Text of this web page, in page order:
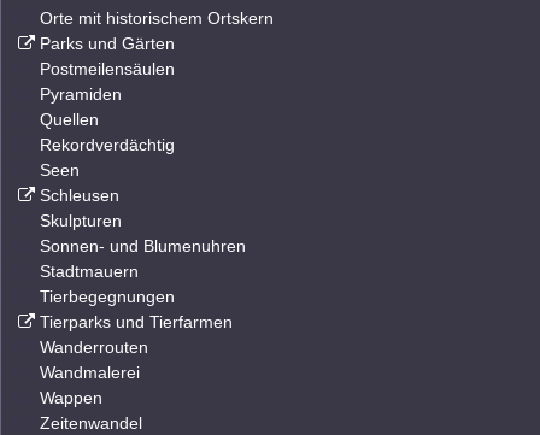
Orte mit historischem Ortskern
Parks und Gärten
Postmeilensäulen
Pyramiden
Quellen
Rekordverdächtig
Seen
Schleusen
Skulpturen
Sonnen- und Blumenuhren
Stadtmauern
Tierbegegnungen
Tierparks und Tierfarmen
Wanderrouten
Wandmalerei
Wappen
Zeitenwandel